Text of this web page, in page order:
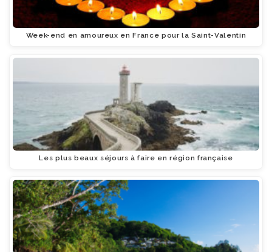
Week-end en amoureux en France pour la Saint-Valentin
Les plus beaux séjours à faire en région française